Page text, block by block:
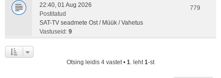
22:40, 01 Aug 2026
Postitatud
SAT-TV seadmete Ost / Müük / Vahetus
Vastuseid: 9
779
Otsing leidis 4 vastet • 1. leht1-st